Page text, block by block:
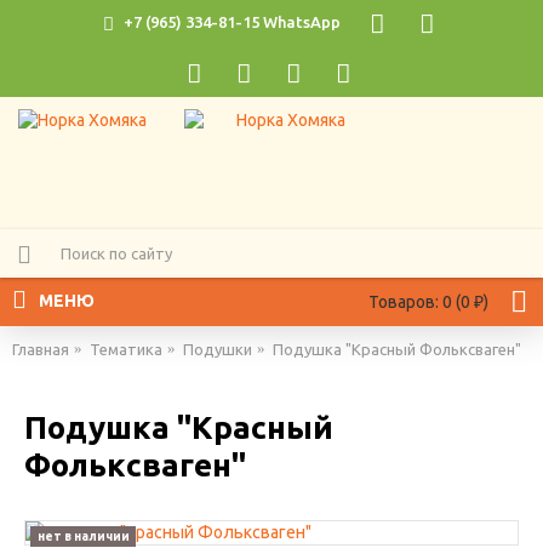
+7 (965) 334-81-15 WhatsApp
Товаров: 0 (0 ₽)
МЕНЮ
Главная Тематика Подушки Подушка "Красный Фольксваген"
Подушка "Красный
Фольксваген"
нет в наличии